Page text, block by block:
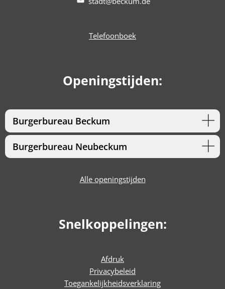
Telefoonboek
Openingstijden:
Burgerbureau Beckum
Burgerbureau Neubeckum
Alle openingstijden
Snelkoppelingen:
Afdruk
Privacybeleid
Toegankelijkheidsverklaring